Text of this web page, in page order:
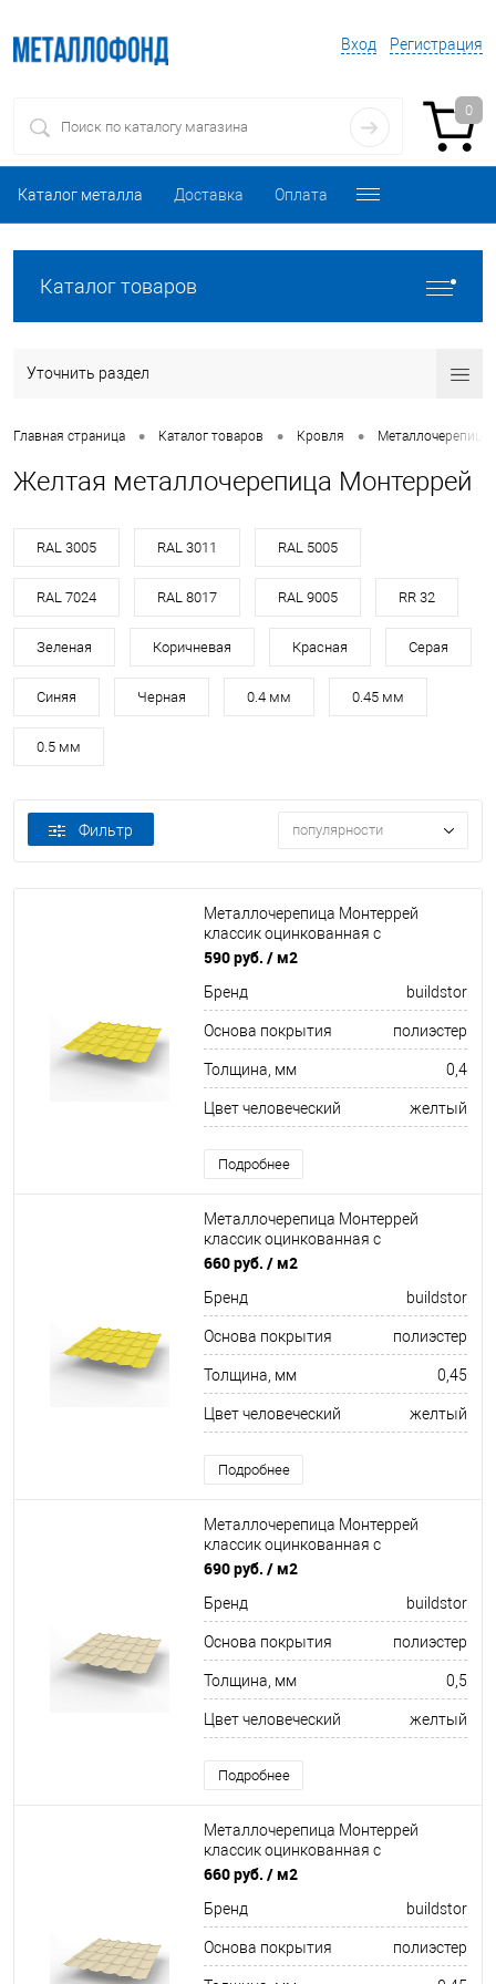
Вход Регистрация
0
Каталог металла Доставка Оплата
Каталог товаров
Уточнить раздел
Главная страница • Каталог товаров • Кровля • Металлочерепица
Желтая металлочерепица Монтеррей
RAL 3005 RAL 3011 RAL 5005
RAL 7024 RAL 8017 RAL 9005 RR 32
Зеленая Коричневая Красная Серая
Синяя Черная 0.4 мм 0.45 мм
0.5 мм
Фильтр популярности
Металлочерепица Монтеррей
классик оцинкованная с
полимерным покрытием
590 руб. / м2
Бренд buildstor
Основа покрытия полиэстер
Толщина, мм 0,4
Цвет человеческий желтый
Подробнее
Металлочерепица Монтеррей
классик оцинкованная с
полимерным покрытием
660 руб. / м2
Бренд buildstor
Основа покрытия полиэстер
Толщина, мм 0,45
Цвет человеческий желтый
Подробнее
Металлочерепица Монтеррей
классик оцинкованная с
полимерным покрытием
690 руб. / м2
Бренд buildstor
Основа покрытия полиэстер
Толщина, мм 0,5
Цвет человеческий желтый
Подробнее
Металлочерепица Монтеррей
классик оцинкованная с
полимерным покрытием
660 руб. / м2
Бренд buildstor
Основа покрытия полиэстер